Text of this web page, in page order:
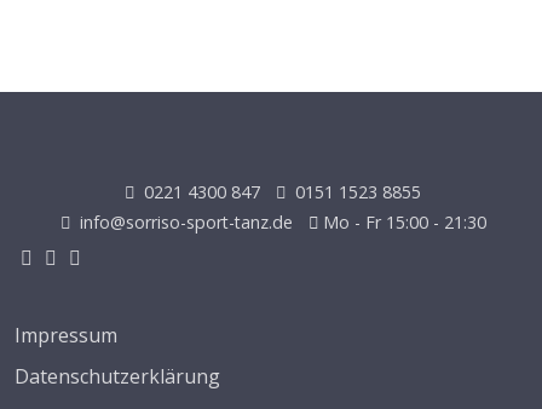
0221 4300 847
0151 1523 8855
info@sorriso-sport-tanz.de
Mo - Fr 15:00 - 21:30
Impressum
Datenschutzerklärung